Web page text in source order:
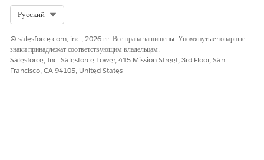
Русский
© salesforce.com, inc., 2026 гг. Все права защищены. Упомянутые товарные
знаки принадлежат соответствующим владельцам.
Salesforce, Inc. Salesforce Tower, 415 Mission Street, 3rd Floor, San
Francisco, CA 94105, United States